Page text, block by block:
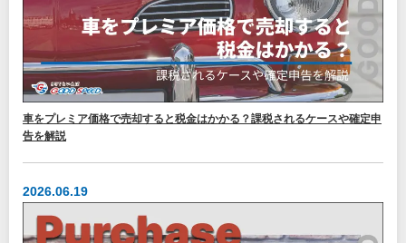
車をプレミア価格で売却すると税金はかかる？課税されるケースや確定申
告を解説
2026.06.19